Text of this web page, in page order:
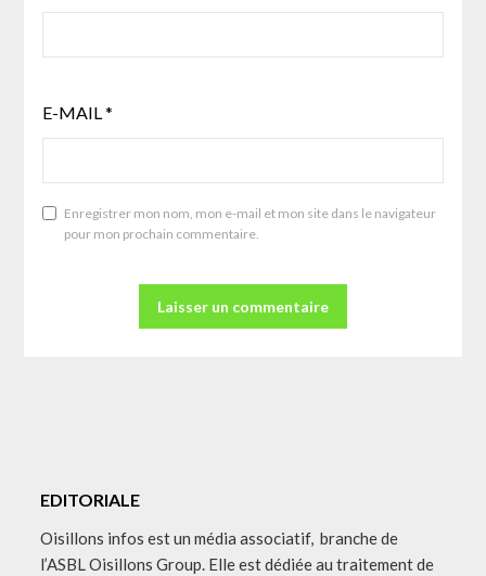
E-MAIL*
Enregistrer mon nom, mon e-mail et mon site dans le navigateur
pour mon prochain commentaire.
EDITORIALE
Oisillons infos est un média associatif, branche de
l’ASBL Oisillons Group. Elle est dédiée au traitement de